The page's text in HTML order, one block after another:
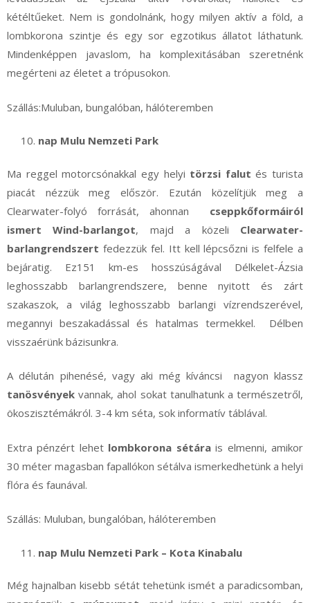
kétéltűeket. Nem is gondolnánk, hogy milyen aktív a föld, a
lombkorona szintje és egy sor egzotikus állatot láthatunk.
Mindenképpen javaslom, ha komplexitásában szeretnénk
megérteni az életet a trópusokon.
Szállás:Muluban, bungalóban, hálóteremben
nap Mulu Nemzeti Park
Ma reggel motorcsónakkal egy helyi törzsi falut és turista
piacát nézzük meg először. Ezután közelítjük meg a
Clearwater-folyó forrását, ahonnan cseppkőformáiról
ismert Wind-barlangot, majd a közeli Clearwater-
barlangrendszert fedezzük fel. Itt kell lépcsőzni is felfele a
bejáratig. Ez151 km-es hosszúságával Délkelet-Ázsia
leghosszabb barlangrendszere, benne nyitott és zárt
szakaszok, a világ leghosszabb barlangi vízrendszerével,
megannyi beszakadással és hatalmas termekkel. Délben
visszaérünk bázisunkra.
A délután pihenésé, vagy aki még kíváncsi nagyon klassz
tanösvények vannak, ahol sokat tanulhatunk a természetről,
ökoszisztémákról. 3-4 km séta, sok informatív táblával.
Extra pénzért lehet lombkorona sétárais elmenni, amikor
30 méter magasban fapallókon sétálva ismerkedhetünk a helyi
flóra és faunával.
Szállás: Muluban, bungalóban, hálóteremben
nap Mulu Nemzeti Park – Kota Kinabalu
Még hajnalban kisebb sétát tehetünk ismét a paradicsomban,